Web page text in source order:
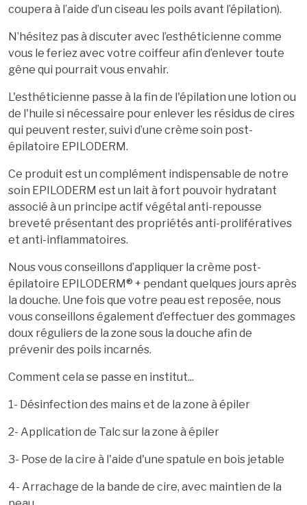
coupera à l’aide d’un ciseau les poils avant l’épilation).
N’hésitez pas à discuter avec l’esthéticienne comme
vous le feriez avec votre coiffeur afin d’enlever toute
gêne qui pourrait vous envahir.
L'esthéticienne passe à la fin de l'épilation une lotion ou
de l'huile si nécessaire pour enlever les résidus de cires
qui peuvent rester, suivi d’une crème soin post-
épilatoire EPILODERM.
Ce produit est un complément indispensable de notre
soin EPILODERM est un lait à fort pouvoir hydratant
associé à un principe actif végétal anti-repousse
breveté présentant des propriétés anti-prolifératives
et anti-inflammatoires.
Nous vous conseillons d’appliquer la crème post-
épilatoire EPILODERM® + pendant quelques jours après
la douche. Une fois que votre peau est reposée, nous
vous conseillons également d’effectuer des gommages
doux réguliers de la zone sous la douche afin de
prévenir des poils incarnés.
Comment cela se passe en institut...
1- Désinfection des mains et de la zone à épiler
2- Application de Talc sur la zone à épiler
3- Pose de la cire à l'aide d'une spatule en bois jetable
4- Arrachage de la bande de cire, avec maintien de la